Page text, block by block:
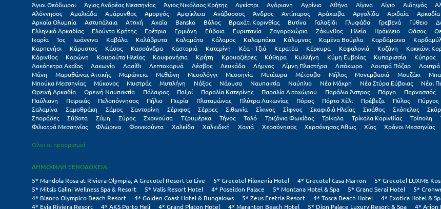
Άγιοι Θεόδωροι Άγιος Ανδρέας Μεσσηνίας Άγιος Νικόλαος Κρήτης Αγκίστρι Αγόριανη Αγρίνιο Αθήνα Αίγινα Αίγιο Αιδηψός
Αλόννησος
Αμαλιάδα Αμάρυνθος Αμοργός Αμφίκλεια Ανάβυσσος Άνδρος Αντίπαρος Αράχωβα Αργολίδα Αριδαία Αρκαδία
Αρχαία Ολυμπία
Αστυπάλαια Αττική Αχαΐα Βansko Βόλος Βραχάτι Κορινθίας Βυτίνα Γαλαξiδι Γλυφάδα Γρεβενά Γύθειο
Ελληνικό Αρκαδίας
Ελούντα Κρήτης Ερέτρια Ερμιόνη Εύβοια Ευρυτανία Ζαγοροχώρια Ζάκυνθος Ηλεία Ηράκλειο Θάσος
Ικαρία
Ίος Ιωάννινα Καβάλα Καλάβρυτα Καλαμάτα Κάλαμος Καλαμπάκα Κάλυμνος Καμένα Βούρλα Καρδάμαινα
Καρπενήσι
Κάρυστος Κάσος Κασσάνδρα Καστοριά Κατερίνη Κέα - Τζιά Κερατέα Κέρκυρα Κεφαλονιά Κοζάνη Κοκκώνι
Κόρινθος
Κορώνη Κουρούτα Ηλείας Κουφονήσια Κρήτη Κρουαζιέρες Κύθηρα Κυλλήνη Κύμη Ευβοίας Κυπαρισσία Κύπρος
Λακόπετρα Αχαΐας
Λακωνία Λασίθι Λεπτοκαρυά Λέσβος Λευκάδα Λήμνος Λίμνη Πλαστήρα Λιτόχωρο Λουτρά Πόζαρ Λουτρά
Μάνη
Μαραθώνας Αττικής Μαρώνεια Μεθώνη Μεσολόγγι Μεσσηνία Μετέωρα Μέτσοβο Μήλος Μονεμβασιά Μουζάκι
Μπούκα Μεσσηνίας
Μύκονος Μυστράς Μυτιλήνη Νάξος Νάουσα Ναυπακτία Ναύπλιο Νέα Μάκρη Νέα Στύρα Εύβοιας Νέοι
Ορεινή Αρκαδία
Ορεινή Ναυπακτία Πάλαιρος Παξοί Παραλία Κατερίνης Παραλία Λιτοχώρου Παράλιο Άστρος Πάργα Παρνασσός
Παύλιανη
Πειραιάς Πελοπόννησος Πήλιο Πιερία Πλαταμώνας Πλύτρα Λακωνίας Πόρος Πόρτο Χέλι Πρέβεζα Πύλος Πύργος
Σαλαμίνα
Σαμοθράκη Σάμος Σαντορίνη Σέριφος Σέρρες Σιθωνία Σίκινος Σίφνος Σκαφιδιά Ηλείας Σκιάθος Σκόπελος
Σποράδες
Σύβοτα Σύμη Σύρος Σχοινούσα Τζουμέρκα Τήνος Τολό Τριζόνια Φωκίδος Τρίκαλα Τρίκαλα Κορινθίας Τρίπολη
Φιλιατρά Μεσσηνίας
Φλώρινα Φοινικούντα Χαλκίδα Χαλκιδική Χανιά Χερσόνησος Χερσόνησος Άθως Χίος Χράνοι Μεσσηνίας
Όλοι οι προορισμοί
ΔΗΜΟΦΙΛΗ ΞΕΝΟΔΟΧΕΙΑ
5* Mandola Rosa at Riviera Olympia, A Grecotel Resort to Live 5* Grecotel Filoxenia Hotel 4* Grecotel Casa Marron 5* Grecotel LUXME Kos
5* Mitsis Galini Wellness Spa & Resort
5* Valis Resort Hotel 4* Poseidon Palace 5* Montana Hotel & Spa 5* Grand Serai Hotel 5*
4* Bianco Olympico Beach Resort
4* Golden Coast Hotel & Bungalows 5* Zeus Eretria Resort 4* Tosca Beach Hotel 4* Exotica Hotel &
4* Evia Riviera Resort
4* AKS Porto Heli 4* Grand Platon Hotel 4* Maranton Beach Hotel 5* Dion Palace Luxury Resort & Spa 4* Arion